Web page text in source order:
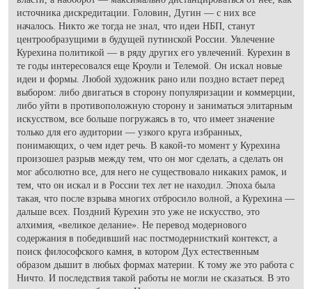
источника дискредитации. Головин, Дугин — с них все
началось. Никто же тогда не знал, что идеи НБП, станут
центрообразущими в будущей путинской России. Увлечение
Курехина политикой — в ряду других его увлечений. Курехин в
те годы интересовался еще Кроули и Телемой. Он искал новые
идеи и формы. Любой художник рано или поздно встает перед
выбором: либо двигаться в сторону популяризации и коммерции,
либо уйти в противоположную сторону и заниматься элитарным
искусством, все больше погружаясь в то, что имеет значение
только для его аудитории — узкого круга избранных,
понимающих, о чем идет речь. В какой-то момент у Курехина
произошел разрыв между тем, что он мог сделать, а сделать он
мог абсолютно все, для него не существовало никаких рамок, и
тем, что он искал и в России тех лет не находил. Эпоха была
такая, что после взрыва многих отбросило волной, а Курехина —
дальше всех. Поздний Курехин это уже не искусство, это
алхимия, «великое делание». Не перевод модернового
содержания в победивший нас постмодернисткий контекст, а
поиск философского камня, в котором Дух естественным
образом дышит в любых формах материи. К тому же это работа с
Ничто. И последствия такой работы не могли не сказаться. В это